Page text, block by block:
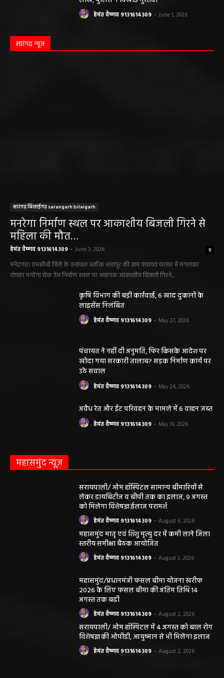
हेमंत वैष्णव 9131614309 - June 1, 2026
सारंगढ़ न्यूज़
सारंगढ़ बिलाईगढ़ sarangarh bilaigarh
मनरेगा निर्माण स्थल पर आकाशीय बिजली गिरने से
महिला की मौत…
हेमंत वैष्णव 9131614309 - June 3, 2026 0
मनेंद्रगढ़। एमसीबी जिले के वनांचल ब्लॉक भरतपुर की ग्राम पंचायत चरखर में मंगलवार
दोपहर मनरेगा चेक डेम निर्माण स्थल पर अचानक आकाशीय बिजली गिरने...
कृषि विभाग की बड़ी कार्रवाई, 6 खाद दुकानों के
लाइसेंस निलंबित
हेमंत वैष्णव 9131614309 - May 27, 2026
पंचायत ने नहीं दी अनुमति, फिर किसके आदेश पर
खोदा गया सरकारी तालाब? सड़क निर्माण कार्य पर
उठे सवाल
हेमंत वैष्णव 9131614309 - May 24, 2026
अवैध रेत और ईंट परिवहन के मामले में 6 वाहन जब्त
हेमंत वैष्णव 9131614309 - May 19, 2026
महासमुंद न्यूज़
सरायपाली/ ओम हॉस्पिटल सामान्य बीमारियों से
लेकर डायबिटीज व बीपी तक का इलाज, 9 अगस्त
को मिलेगा विशेषज्ञ ईलाज परामर्श
हेमंत वैष्णव 9131614309 - August 6, 2026
महासमुंद मातृ एवं शिशु मृत्यु दर में कमी लाने जिला
स्तरीय समीक्षा बैठक आयोजित
हेमंत वैष्णव 9131614309 - August 3, 2026
महासमुंद/प्रधानमंत्री फसल बीमा योजना खरीफ
2026 के लिए फसल बीमा की अंतिम तिथि 14
अगस्त तक बढ़ी
हेमंत वैष्णव 9131614309 - August 2, 2026
सरायपाली/ ओम हॉस्पिटल में 4 अगस्त को बाल रोग
विशेषज्ञ की ओपीडी, आयुष्मान से भी मिलेगा इलाज
हेमंत वैष्णव 9131614309 - August 2, 2026